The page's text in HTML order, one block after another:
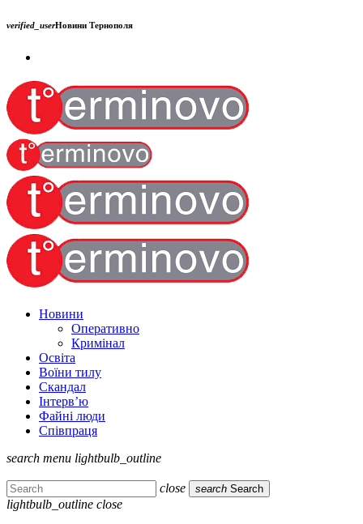
verified_userНовини Тернополя
Новини
Оперативно
Кримінал
Освіта
Воїни тилу
Скандал
Інтерв’ю
Файні люди
Співпраця
search menu lightbulb_outline
close search Search
lightbulb_outline close